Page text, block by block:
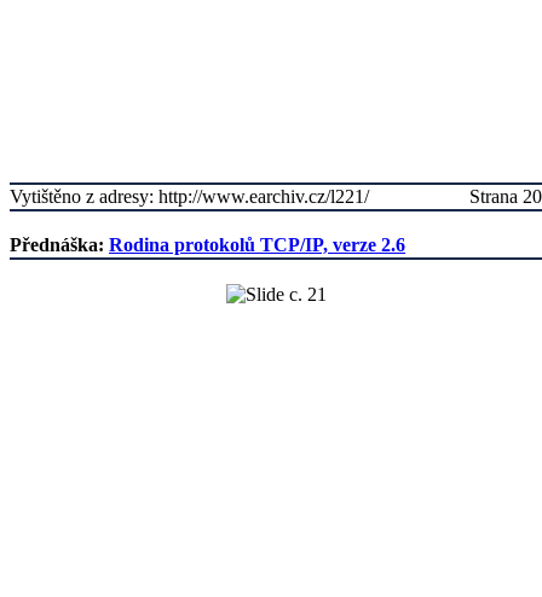
Strana 20
Vytištěno z adresy: http://www.earchiv.cz/l221/
Přednáška: Rodina protokolů TCP/IP, verze 2.6